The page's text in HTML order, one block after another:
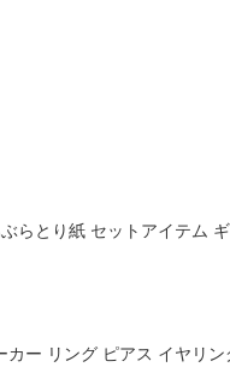
らとり紙 セットアイテム
カー リング ピアス イヤリン